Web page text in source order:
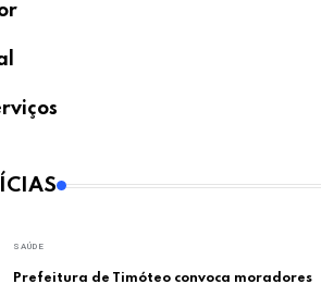
SAÚDE
Prefeitura de Timóteo convoca moradores